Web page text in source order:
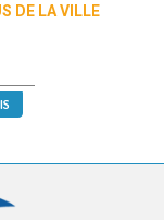
DE LA VILLE